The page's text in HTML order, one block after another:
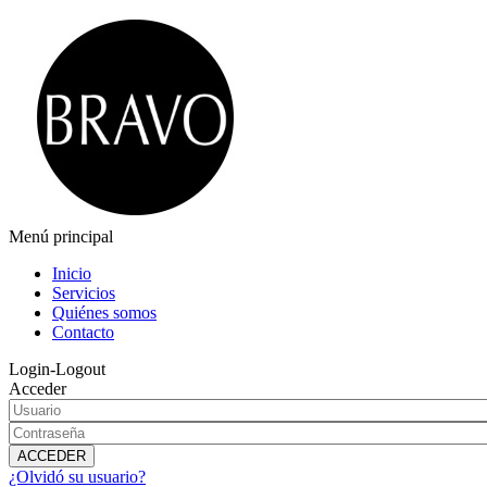
Menú principal
Inicio
Servicios
Quiénes somos
Contacto
Login-Logout
Acceder
¿Olvidó su usuario?